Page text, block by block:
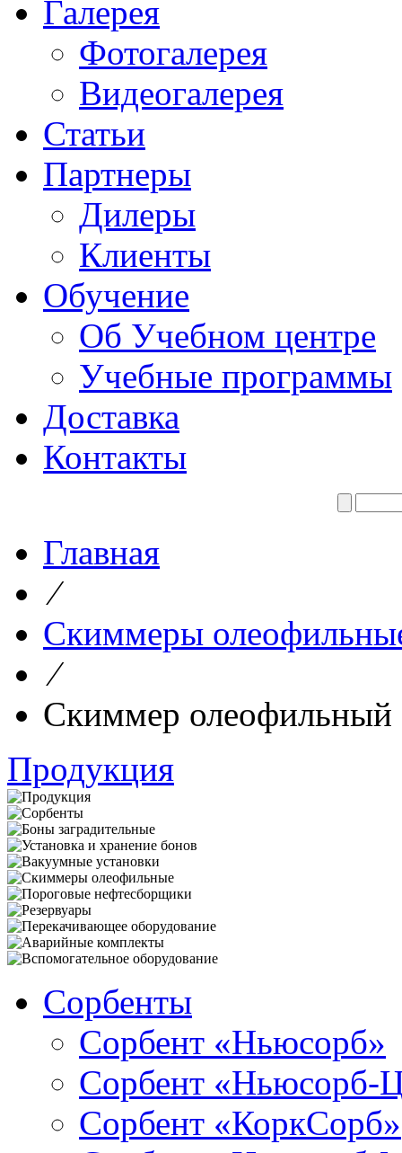
Галерея
Фотогалерея
Видеогалерея
Статьи
Партнеры
Дилеры
Клиенты
Обучение
Об Учебном центре
Учебные программы
Доставка
Контакты
Главная
⁄
Скиммеры
⁄
Скиммер
Продукция
Сорбенты
Сорбент «Ньюсорб»
Сорбент «Ньюсорб-
Сорбент «КоркСорб»